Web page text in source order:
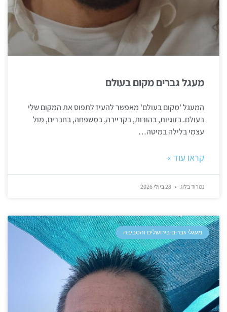
מעגל גברים מקום בעולם
המעגל 'מקום בעולם' מאפשר להעיז לתפוס את המקום שלי
בעולם. בזוגיות, בהורות, בקריירה, במשפחה, בחברים, מול
עצמי בלילה במיטה…
קראו עוד »
נמרוד בלוג
מעגלי גברים בירושלים והסביבה